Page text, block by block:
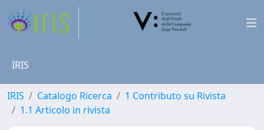
IRIS
IRIS Catalogo Ricerca
1 Contributo su Rivista
1.1 Articolo in rivista